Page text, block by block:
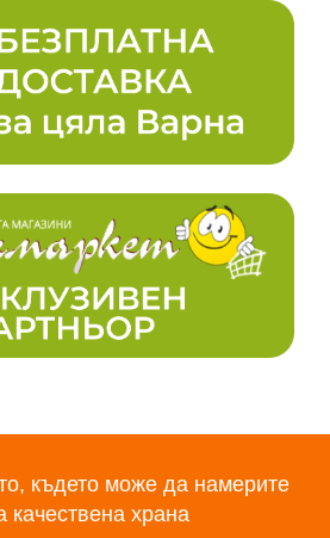
където може да намерите
качествена храна